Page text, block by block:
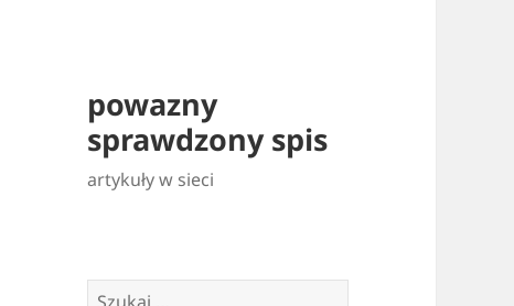
powazny
sprawdzony spis
artykuły w sieci
Szukaj: